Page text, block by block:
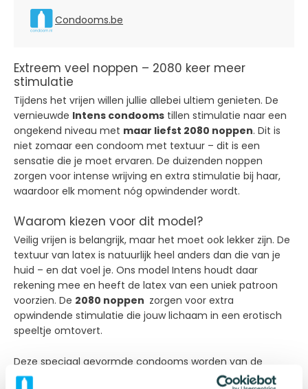
Condooms.be
Extreem veel noppen – 2080 keer meer
stimulatie
Tijdens het vrijen willen jullie allebei ultiem genieten. De
vernieuwde Intens condooms tillen stimulatie naar een
ongekend niveau met maar liefst 2080 noppen. Dit is
niet zomaar een condoom met textuur – dit is een
sensatie die je moet ervaren. De duizenden noppen
zorgen voor intense wrijving en extra stimulatie bij haar,
waardoor elk moment nóg opwindender wordt.
Waarom kiezen voor dit model?
Veilig vrijen is belangrijk, maar het moet ook lekker zijn. De
textuur van latex is natuurlijk heel anders dan die van je
huid – en dat voel je. Ons model Intens houdt daar
rekening mee en heeft de latex van een uniek patroon
voorzien. De 2080 noppen zorgen voor extra
opwindende stimulatie die jouw lichaam in een erotisch
speeltje omtovert.
Deze speciaal gevormde condooms worden van de
hoogste kwaliteit latex gemaakt. Ze zijn uitvoerig getest